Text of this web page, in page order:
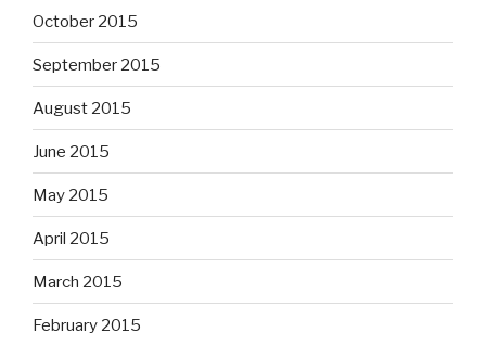
October 2015
September 2015
August 2015
June 2015
May 2015
April 2015
March 2015
February 2015